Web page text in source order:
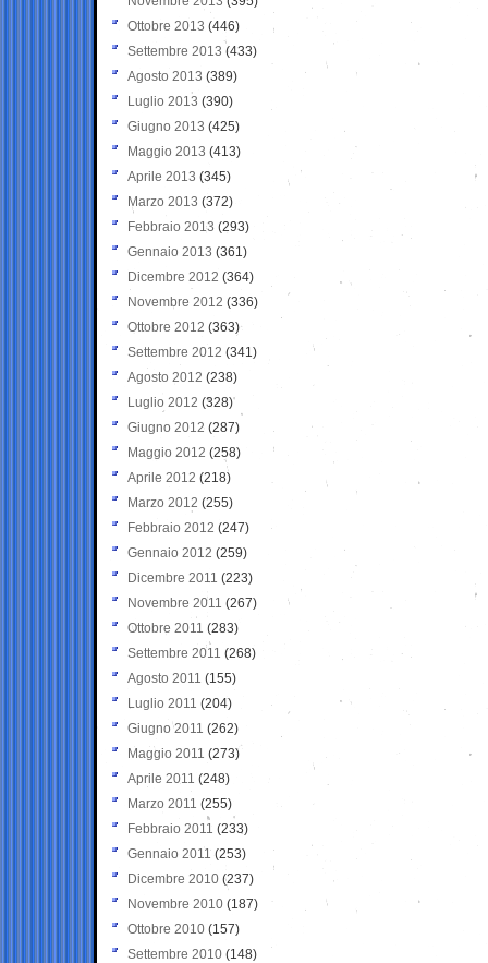
Ottobre 2013 (446)
Settembre 2013 (433)
Agosto 2013 (389)
Luglio 2013 (390)
Giugno 2013 (425)
Maggio 2013 (413)
Aprile 2013 (345)
Marzo 2013 (372)
Febbraio 2013 (293)
Gennaio 2013 (361)
Dicembre 2012 (364)
Novembre 2012 (336)
Ottobre 2012 (363)
Settembre 2012 (341)
Agosto 2012 (238)
Luglio 2012 (328)
Giugno 2012 (287)
Maggio 2012 (258)
Aprile 2012 (218)
Marzo 2012 (255)
Febbraio 2012 (247)
Gennaio 2012 (259)
Dicembre 2011 (223)
Novembre 2011 (267)
Ottobre 2011 (283)
Settembre 2011 (268)
Agosto 2011 (155)
Luglio 2011 (204)
Giugno 2011 (262)
Maggio 2011 (273)
Aprile 2011 (248)
Marzo 2011 (255)
Febbraio 2011 (233)
Gennaio 2011 (253)
Dicembre 2010 (237)
Novembre 2010 (187)
Ottobre 2010 (157)
Settembre 2010 (148)